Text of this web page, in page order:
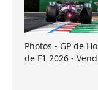
Photos - GP de
de F1 2026 -